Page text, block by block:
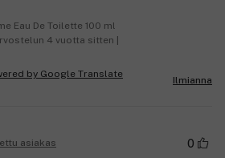
Eau De Toilette 100 ml
4 vuotta sitten |
Ilmianna
asiakas 0